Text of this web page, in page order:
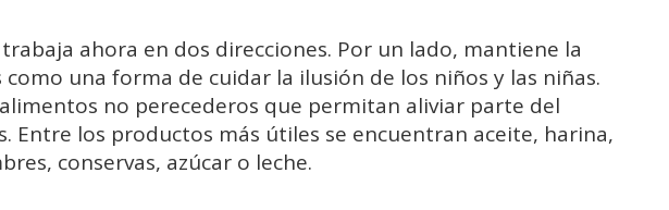
ahora en dos direcciones. Por un lado, mantiene la
una forma de cuidar la ilusión de los niños y las niñas.
no perecederos que permitan aliviar parte del
Entre los productos más útiles se encuentran aceite, harina,
conservas, azúcar o leche.